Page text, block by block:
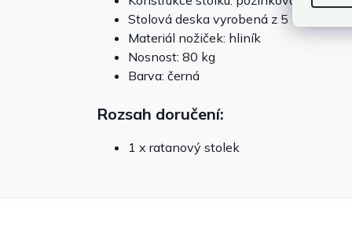
Stolová deska vyrobená z 5 mm
Materiál nožiček: hliník
Nosnost: 80 kg
Barva: černá
Rozsah doručení:
1 x ratanový stolek